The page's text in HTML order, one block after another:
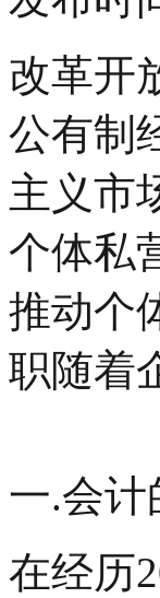
改革开
公有制
主义市
个体私
推动个
职随着
一.会计
在经历